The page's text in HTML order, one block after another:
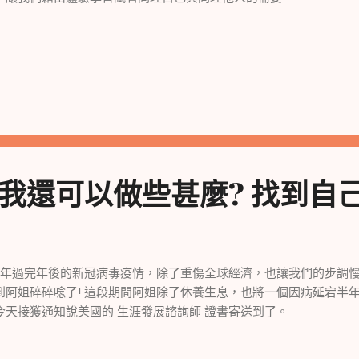
還可以做些甚麼? 找到自
過完年後的新冠病毒疫情，除了重傷全球經濟，也讓我們的步調
阿姐碎碎唸了! 這段期間阿姐除了休養生息，也將一個因病延宕半
天接獲通知說美國的 生涯發展諮詢師 證書寄送到了。